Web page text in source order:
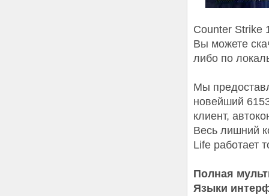
Counter Strike
Вы можете
либо по
Мы
новейший
клиент,
Весь лишний
Life работает
Полная
Языки